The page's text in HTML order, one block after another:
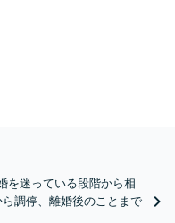
を迷っている段階から相
調停、離婚後のことまで